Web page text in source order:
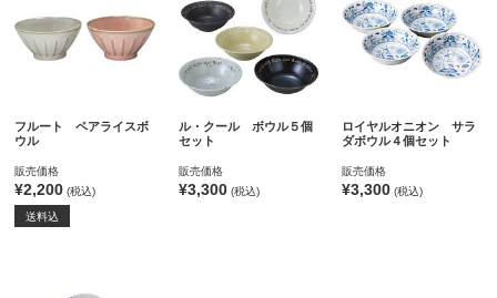
フルート ペアライスボ
ウル
販売価格
¥2,200 (税込)
送料込
ル・クール ボウル５個
セット
販売価格
¥3,300(税込)
ロイヤルオニオン サラ
ダボウル４個セット
販売価格
¥3,300 (税込)